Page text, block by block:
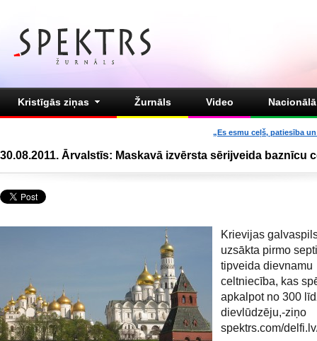
Kristīgās ziņas Žurnāls Video
„Es esmu ceļš, patiesība
30.08.2011. Ārvalstīs: Maskavā izvērsta sērijveida baznīcu
Krievijas
uzsākta pirmo
tipveida dievnamu
celtniecība, kas
apkalpot no 300
dievlūdzēju,-ziņo
spektrs.com/